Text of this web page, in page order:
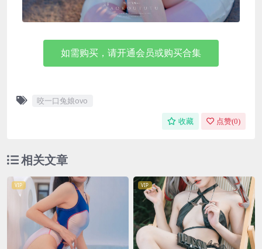
如需购买，请开通会员或购买合集
咬一口兔娘ovo
收藏 点赞(0)
相关文章
VIP VIP